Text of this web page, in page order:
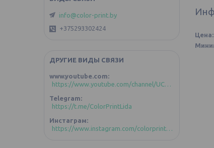
Цена:
info@color-print.by
+375293302424
ДРУГИЕ ВИДЫ СВЯЗИ
www.youtube.com
https://www.youtube.com/channel/UCoztIlR-zC4GFVKuBLDd-GA/videos?view_as=subscriber
Telegram
https://t.me/ColorPrintLida
Инстаграм